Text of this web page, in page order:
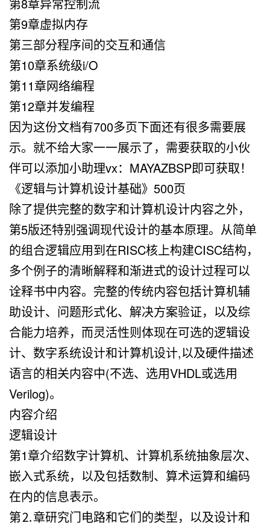
第9章虚拟内存
第三部分程序间的交互和通信
第10章系统级i/O
第11章网络编程
第12章并发编程
因为这份文档有700多页下面还有很多需要展
示。就不给大家一一展示了，需要获取的小伙
伴可以添加小助理vx：MAYAZBSP即可获取！
《逻辑与计算机设计基础》500页
除了提供完整的数字和计算机设计内容之外，
第5版还特别强调现代设计的基本原理。从简单
的组合逻辑应用到在RISC核上构建CISC结构，
多个例子的清晰解释和渐进式的设计过程可以
诠释书中内容。完整的传统内容包括计算机辅
助设计、问题形式化、解决方案验证，以及综
合能力培养，而灵活性则体现在可选的逻辑设
计、数字系统设计和计算机设计,以及硬件描述
语言的相关内容中(不选、选用VHDL或选用
Verilog)。
内容介绍
逻辑设计
第1章介绍数字计算机、计算机系统抽象层次、
嵌入式系统，以及包括数制、算术运算和编码
在内的信息表示。
第⒉章研究门电路和它们的类型，以及设计和